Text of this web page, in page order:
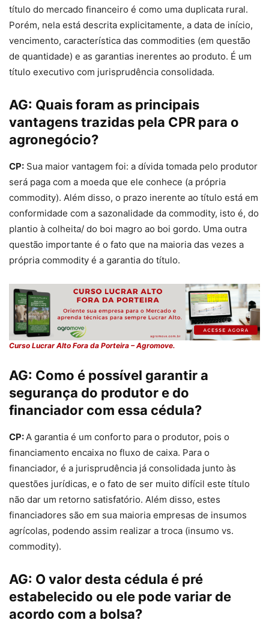
título do mercado financeiro é como uma duplicata rural.
Porém, nela está descrita explicitamente, a data de início,
vencimento, característica das commodities (em questão
de quantidade) e as garantias inerentes ao produto. É um
título executivo com jurisprudência consolidada.
AG: Quais foram as principais
vantagens trazidas pela CPR para o
agronegócio?
CP: Sua maior vantagem foi: a dívida tomada pelo produtor
será paga com a moeda que ele conhece (a própria
commodity). Além disso, o prazo inerente ao título está em
conformidade com a sazonalidade da commodity, isto é, do
plantio à colheita/ do boi magro ao boi gordo. Uma outra
questão importante é o fato que na maioria das vezes a
própria commodity é a garantia do título.
Curso Lucrar Alto Fora da Porteira – Agromove.
AG: Como é possível garantir a
segurança do produtor e do
financiador com essa cédula?
CP:A garantia é um conforto para o produtor, pois o
financiamento encaixa no fluxo de caixa. Para o
financiador, é a jurisprudência já consolidada junto às
questões jurídicas, e o fato de ser muito difícil este título
não dar um retorno satisfatório. Além disso, estes
financiadores são em sua maioria empresas de insumos
agrícolas, podendo assim realizar a troca (insumo vs.
commodity).
AG: O valor desta cédula é pré
estabelecido ou ele pode variar de
acordo com a bolsa?